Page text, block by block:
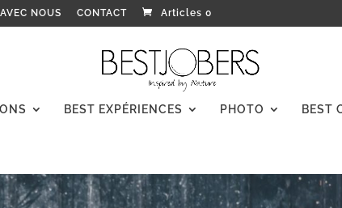
NOUS CONTACT Articles 0
BEST EXPÉRIENCES PHOTO BEST